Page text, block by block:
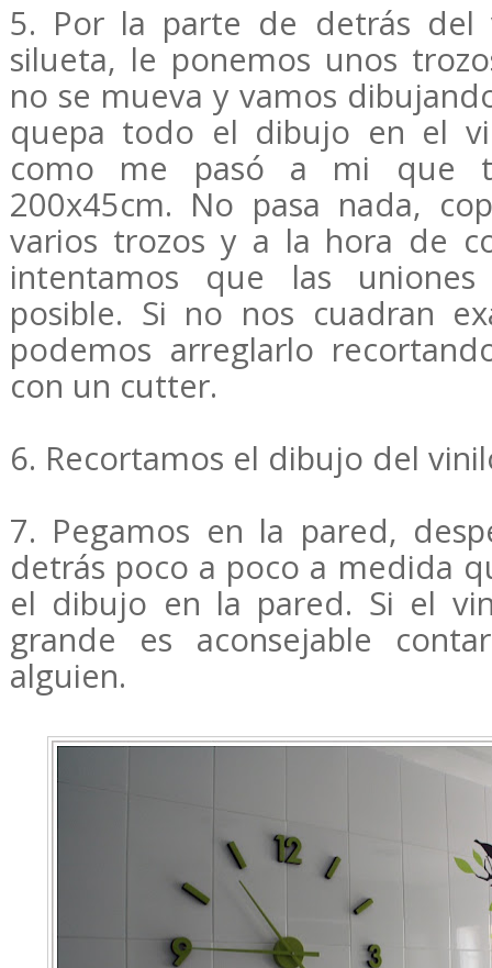
5. Por la parte de detrás del
silueta, le ponemos unos
no se mueva y vamos
quepa todo el dibujo en el
como me pasó a mi que
200x45cm. No pasa nada,
varios trozos y a la hora de
intentamos que las
posible. Si no nos cuadran
podemos arreglarlo
con un cutter.
6. Recortamos el dibujo del
7. Pegamos en la pared,
detrás poco a poco a medida
el dibujo en la pared. Si el
grande es aconsejable
alguien.